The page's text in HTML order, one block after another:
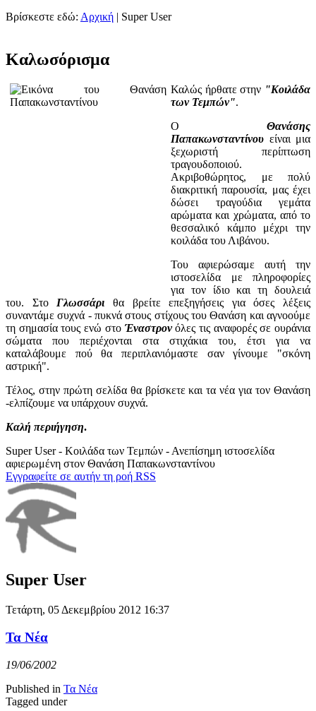
Βρίσκεστε εδώ: Αρχική | Super User
Καλωσόρισμα
Καλώς ήρθατε στην "Κοιλάδα
των Τεμπών".
Ο Θανάσης
Παπακωνσταντίνου είναι μια
ξεχωριστή περίπτωση
τραγουδοποιού.
Ακριβοθώρητος, με πολύ
διακριτική παρουσία, μας έχει
δώσει τραγούδια γεμάτα
αρώματα και χρώματα, από το
θεσσαλικό κάμπο μέχρι την
κοιλάδα του Λιβάνου.
Του αφιερώσαμε αυτή την
ιστοσελίδα με πληροφορίες
για τον ίδιο και τη δουλειά
του. Στο Γλωσσάρι θα βρείτε επεξηγήσεις για όσες λέξεις
συναντάμε συχνά - πυκνά στους στίχους του Θανάση και αγνοούμε
τη σημασία τους ενώ στο Έναστρονόλες τις αναφορές σε ουράνια
σώματα που περιέχονται στα στιχάκια του, έτσι για να
καταλάβουμε πού θα περιπλανιόμαστε σαν γίνουμε "σκόνη
αστρική".
Τέλος, στην πρώτη σελίδα θα βρίσκετε και τα νέα για τον Θανάση
-ελπίζουμε να υπάρχουν συχνά.
Καλή περιήγηση.
Super User - Κοιλάδα των Τεμπών - Ανεπίσημη ιστοσελίδα
αφιερωμένη στον Θανάση Παπακωνσταντίνου
Εγγραφείτε σε αυτήν τη ροή RSS
Super User
Τετάρτη, 05 Δεκεμβρίου 2012 16:37
Τα Νέα
19/06/2002
Published in Τα Νέα
Tagged under